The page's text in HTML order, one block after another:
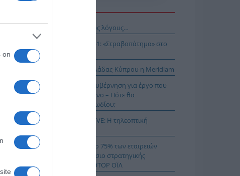
on
Ξύπνησαν, αλλά για τους λάθος λόγους…
Παναθηναϊκός – ΤΣΣΚΑ 1948 1-1: «Στραβοπάτημα» στο
ΟΑΚΑ
GSI: Στο έργο διασύνδεσης Ελλάδας-Κύπρου η Meridiam
ΕΛ.Α.Σ Να μην πανηγυρίζει η κυβέρνηση για έργο που
έχει παγώσει εδώ και έναν χρόνο – Πότε θα
ολοκληρωθεί το έργο του καλωδίου;
Παναθηναϊκός – ΤΣΣΚΑ 1948 LIVE: Η τηλεοπτική
Ο Όμιλος AKTOR εξαγοράζει το 75% των εταιρειών
ΗΛΕΚΤΩΡ και THALIS στο πλαίσιο στρατηγικής
συνεργασίας με τον Όμιλο ΜΟΤΟΡ ΟΪΛ